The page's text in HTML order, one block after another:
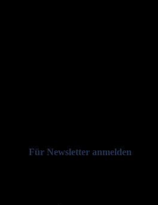
Für Newsletter anmelden